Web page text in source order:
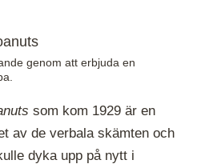
genom att erbjuda en
som kom 1929 är en
av de verbala skämten och
dyka upp på nytt i